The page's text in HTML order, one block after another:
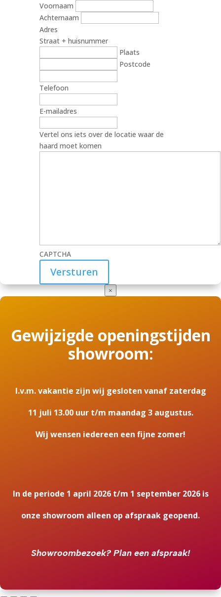
Voornaam
Achternaam
Adres
Straat + huisnummer
Plaats
Postcode
Telefoon
E-mailadres
Vertel ons iets over de locatie waar de
haard moet komen
CAPTCHA
×
Gewijzigde openingstijden
showroom:
I.v.m. vakantie zijn wij gesloten vanaf zaterdag
11 juli 13.00 uur t/m maandag 3 augustus.
Wij wensen iedereen een fijne zomer!
In de periode 1 april 2026 t/m 1 september 2026 is
onze showroom alleen op afspraak geopend.
Showroombezoek? Plan een afspraak!